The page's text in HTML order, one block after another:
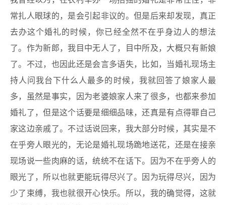
常扎人眼球的，是会引起非议的。但是后来却发现，真正
去办这个婚礼的时候，你已经全然不在乎身边人的想法
了。作为新郎，我目中无人了，目中所及，大概只有新娘
了。不过，也因此还是会言多语失，比如，当婚礼现场主
持人问我台下什么人最多的时候，我就回答了娘家人最
多，虽然是事实，因为老婆娘家人来了很多，也都来参加
婚礼了，但是这个话要是细细品味，还真是有点得罪自己
家这边亲戚了。不过话说回来，我大部分时候，其实是不
在乎旁人眼光的，无论是婚礼现场跪地送花，还是在接亲
现场说一些肉麻的话，统统不在话下。因为不在乎旁人的
眼光了，所以也就更能玩得尽兴了。因为玩得尽兴，因为
少了束缚，我也就很开心快乐。所以，我的确觉得，这就